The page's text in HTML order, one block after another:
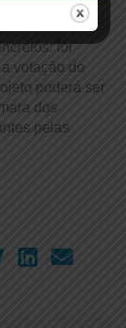
foi
votação do
poderá ser
dos
pelas